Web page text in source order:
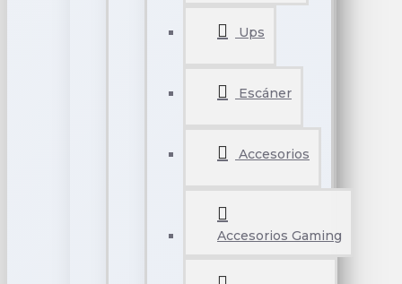
Ups
Escáner
Accesorios
Accesorios Gaming